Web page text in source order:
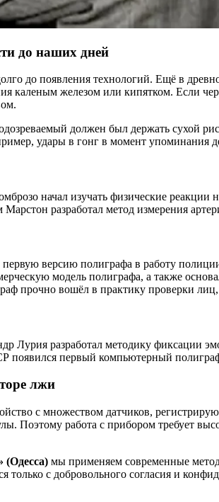
до наших дней
до появления технологий. Ещё в
железом или кипятком. Если
должен был держать сухой
удары в гонг в момент упоминания
начал изучать физические
Марстон разработал метод измерения
версию полиграфа в работу
модель полиграфа, а также
прочно вошёл в практику проверки
Лурия разработал методику фиксации
появился первый компьютерный
лжи
с множеством датчиков,
Поэтому работа с прибором требует
(Одесса) мы применяем современные
только с добровольного согласия и